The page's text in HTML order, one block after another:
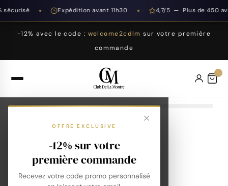
Expédition avant 11h30 4,7/5 — Plus de 450
-12% avec le code : welcome2cdlm sur votre première
commande
OFFRE EXCLUSIVE
-12% sur votre
première commande
Recevez votre code promo personnalisé